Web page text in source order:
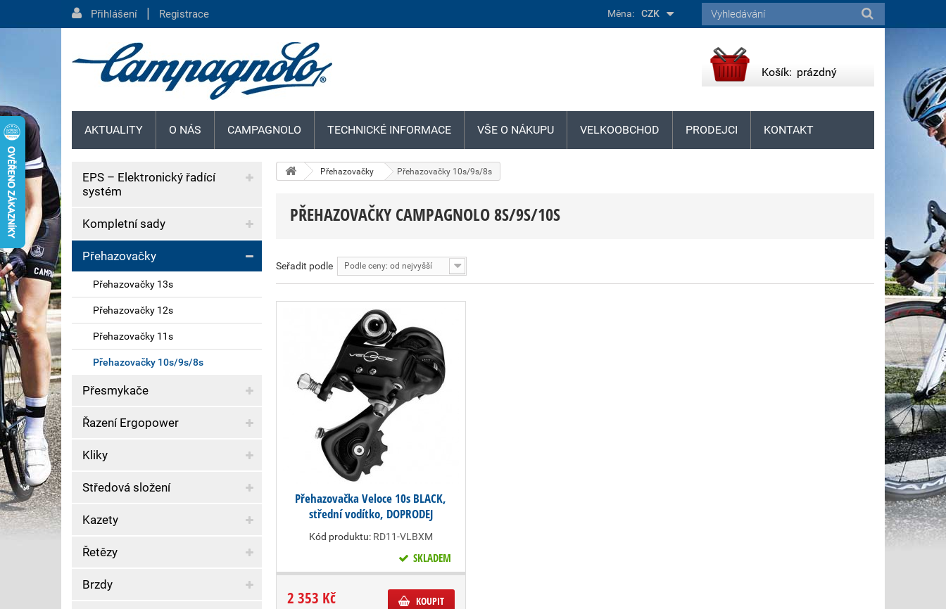
Přehazovačky Přehazovačky 10s/9s/8s
PŘEHAZOVAČKY CAMPAGNOLO 8S/9S/10S
Seřadit podle Podle ceny: od nejvyšší
Přehazovačka Veloce 10s BLACK,
střední vodítko, DOPRODEJ
Kód produktu: RD11-VLBXM
SKLADEM
2 353 Kč KOUPIT
EPS – Elektronický řadící
systém
Kompletní sady
Přehazovačky
Přehazovačky 13s
Přehazovačky 12s
Přehazovačky 11s
Přehazovačky 10s/9s/8s
Přesmykače
Řazení Ergopower
Kliky
Středová složení
Kazety
Řetězy
Brzdy
Přihlášení | Registrace Měna: CZK
Košík: prázdný
AKTUALITY O NÁS CAMPAGNOLO TECHNICKÉ INFORMACE VŠE O NÁKUPU VELKOOBCHOD PRODEJCI KONTAKT